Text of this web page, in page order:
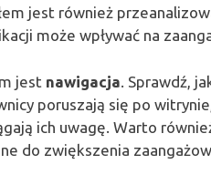
jest również
może wpływać na
jest nawigacja . Sprawdź,
poruszają się po
ich uwagę. Warto
do zwiększenia